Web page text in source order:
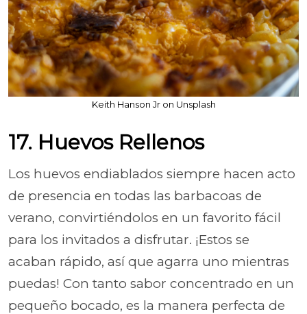
Keith Hanson Jr on Unsplash
17. Huevos Rellenos
Los huevos endiablados siempre hacen acto
de presencia en todas las barbacoas de
verano, convirtiéndolos en un favorito fácil
para los invitados a disfrutar. ¡Estos se
acaban rápido, así que agarra uno mientras
puedas! Con tanto sabor concentrado en un
pequeño bocado, es la manera perfecta de